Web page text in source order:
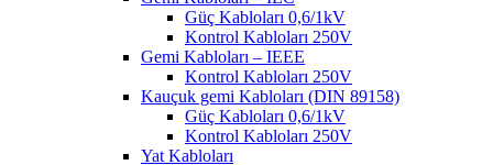
Güç Kabloları 0,6/1kV
Kontrol Kabloları 250V
Gemi Kabloları – IEEE
Kontrol Kabloları 250V
Kauçuk gemi Kabloları (DIN 89158)
Güç Kabloları 0,6/1kV
Kontrol Kabloları 250V
Yat Kabloları